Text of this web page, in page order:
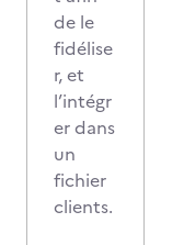
de le
fidélise
r, et
l’intégr
er dans
un
fichier
clients.